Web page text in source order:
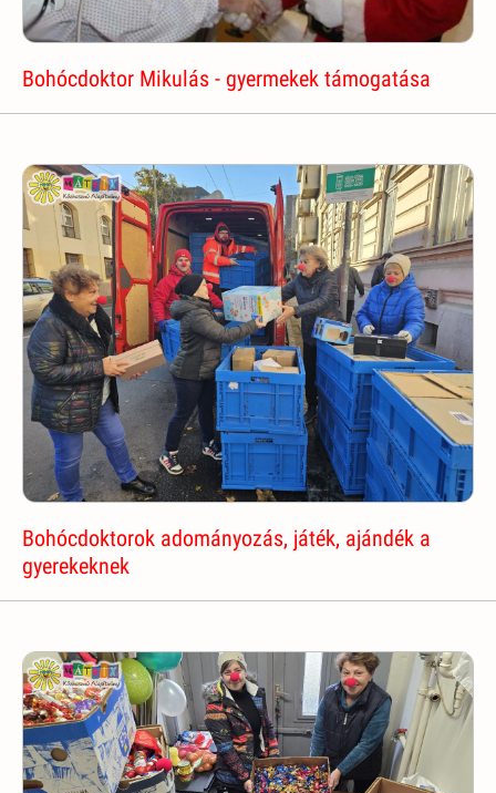
Bohócdoktor Mikulás - gyermekek támogatása
Bohócdoktorok adományozás, játék, ajándék a
gyerekeknek